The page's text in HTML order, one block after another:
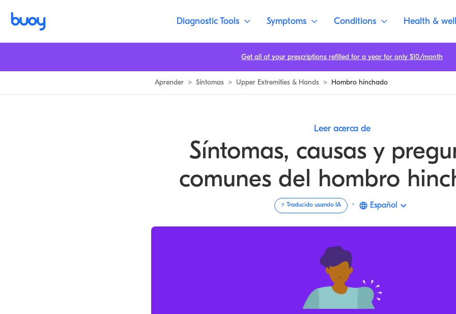
Diagnostic Tools Symptoms Conditions Health &
Aprender > Síntomas > Upper Extremities & Hands > Hombro hinchado
Leer acerca de
Síntomas, causas y
comunes del hombro
⚡️ Traducido usando IA · Español
Get all of your prescriptions refilled for a year for only $10/month